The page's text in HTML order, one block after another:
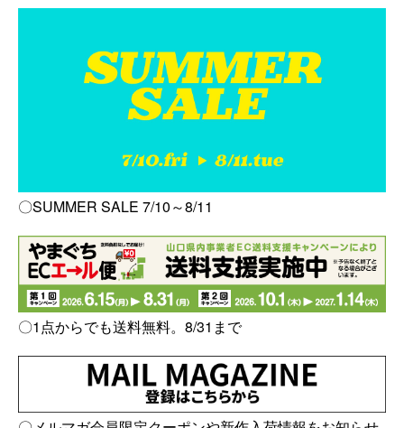
〇SUMMER SALE 7/10～8/11
〇1点からでも送料無料。8/31まで